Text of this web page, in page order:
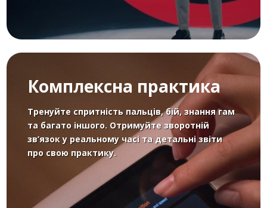
Комплексна практика
Тренуйте спритність пальців, бій, знання гам
та багато іншого. Отримуйте зворотній
зв’язок у реальному часі та детальні звіти
про свою практику.